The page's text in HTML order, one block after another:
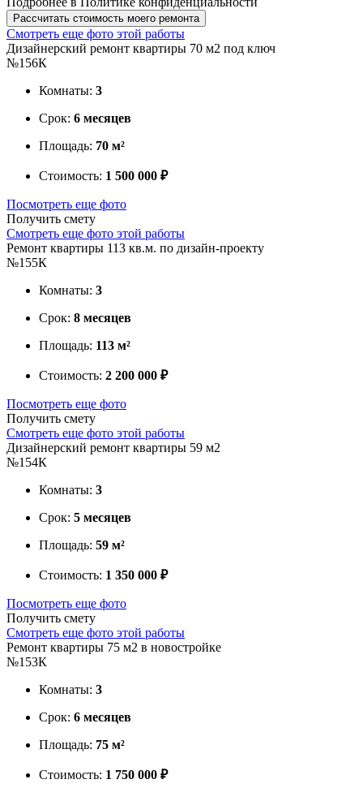
Рассчитать стоимость моего ремонта
Смотреть еще фото этой работы
Дизайнерский ремонт квартиры 70 м2 под ключ
№156К
Комнаты: 3
Срок: 6 месяцев
Площадь: 70 м²
Стоимость: 1 500 000 ₽
Посмотреть еще фото
Получить смету
Смотреть еще фото этой работы
Ремонт квартиры 113 кв.м. по дизайн-проекту
№155К
Комнаты: 3
Срок: 8 месяцев
Площадь: 113 м²
Стоимость: 2 200 000 ₽
Посмотреть еще фото
Получить смету
Смотреть еще фото этой работы
Дизайнерский ремонт квартиры 59 м2
№154К
Комнаты: 3
Срок: 5 месяцев
Площадь: 59 м²
Стоимость: 1 350 000 ₽
Посмотреть еще фото
Получить смету
Смотреть еще фото этой работы
Ремонт квартиры 75 м2 в новостройке
№153К
Комнаты: 3
Срок: 6 месяцев
Площадь: 75 м²
Стоимость: 1 750 000 ₽